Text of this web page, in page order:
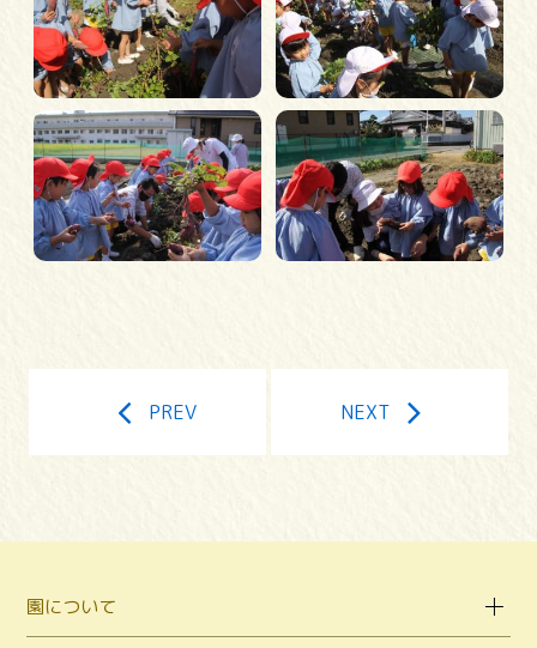
PREV NEXT
園について